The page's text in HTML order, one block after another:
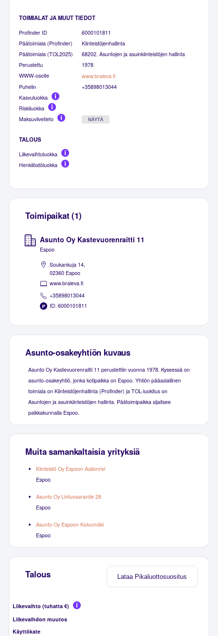
TOIMIALAT JA MUUT TIEDOT
Profinder ID
6000101811
Päätoimiala (Profinder)
Kiinteistöjenhallinta
Päätoimiala (TOL2025)
68202. Asuntojen ja asuinkiinteistöjen hallinta
Perustettu
1978
WWW-osoite
www.braleva.fi
Puhelin
+35898013044
Kasvuluokka
Riskiluokka
Maksuviivetieto
NÄYTÄ
TALOUS
Liikevaihtoluokka
Henkilöstöluokka
Toimipaikat (1)
Asunto Oy Kastevuorenraitti 11
Espoo
Soukankuja 14,
02360 Espoo
www.braleva.fi
+35898013044
ID: 6000101811
Asunto-osakeyhtiön kuvaus
Asunto Oy Kastevuorenraitti 11 perustettiin vuonna 1978. Kyseessä on
asunto-osakeyhtiö, jonka kotipaikka on Espoo. Yhtiön pääasiallinen
toimiala on Kiinteistöjenhallinta (Profinder) ja TOL-luokitus on
Asuntojen ja asuinkiinteistöjen hallinta. Päätoimipaikka sijaitsee
paikkakunnalla Espoo.
Muita samankaltaisia yrityksiä
Kiinteistö Oy Espoon Aallonrivi
Espoo
Asunto Oy Lintuvaarantie 28
Espoo
Asunto Oy Espoon Koivumäki
Espoo
Lataa Pikaluottosuositus
Talous
Liikevaihto (tuhatta €)
Liikevaihdon muutos
Käyttökate